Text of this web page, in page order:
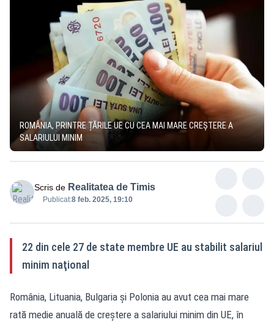
ROMÂNIA, PRINTRE ȚĂRILE UE CU CEA MAI MARE CREȘTERE A
SALARIULUI MINIM
Scris de Realitatea de Timis
Publicat:8 feb. 2025, 19:10
22 din cele 27 de state membre UE au stabilit salariul
minim naţional
România, Lituania, Bulgaria și Polonia au avut cea mai mare
rată medie anuală de creștere a salariului minim din UE, în